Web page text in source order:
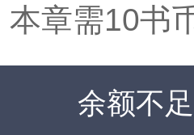
本章需10书
余额不